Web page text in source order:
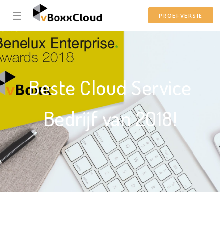
☰ PROEFVERSIE
Beste Cloud Service
Bedrijf van 2018!